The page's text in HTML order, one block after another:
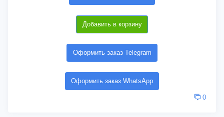
Добавить в корзину
Оформить заказ Telegram
Оформить заказ WhatsApp
0